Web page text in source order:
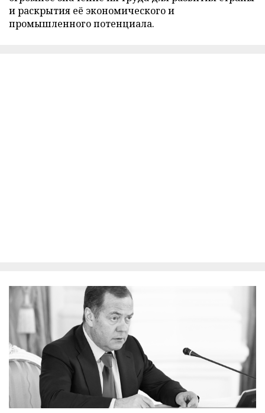
и раскрытия её экономического и
промышленного потенциала.